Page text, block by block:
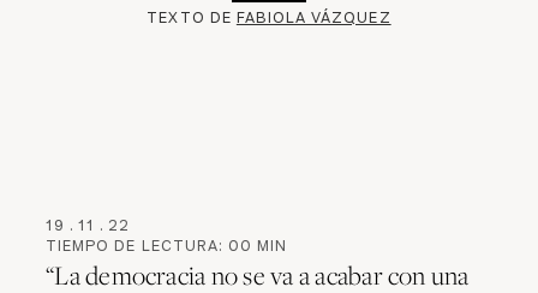
TEXTO DE FABIOLA VÁZQUEZ
19 . 11 . 22
TIEMPO DE LECTURA: 00 MIN
“La democracia no se va a acabar con una